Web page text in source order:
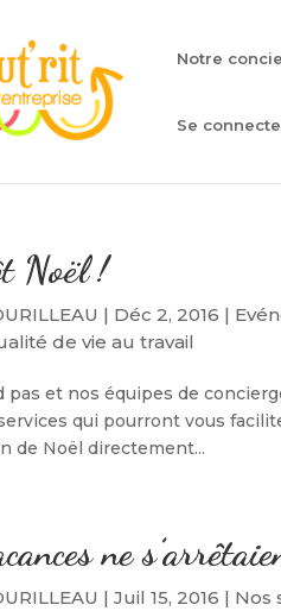
Notre
Se
Noël !
| Déc 2, 2016 |
de vie au travail
pas et nos équipes de
qui pourront vous
de Noël directement...
ne
|Juil 15, 2016 | Nos